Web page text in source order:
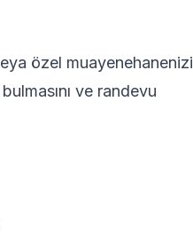
özel muayenehanenizi
ve randevu